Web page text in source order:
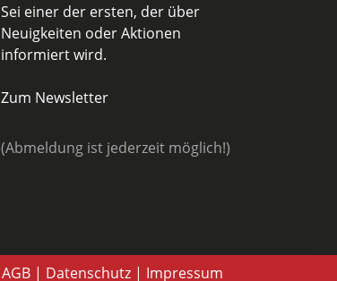
Sei einer der ersten, der über
Neuigkeiten oder Aktionen
informiert wird.
Zum Newsletter
(Abmeldung ist jederzeit möglich!)
AGB| Datenschutz| Impressum